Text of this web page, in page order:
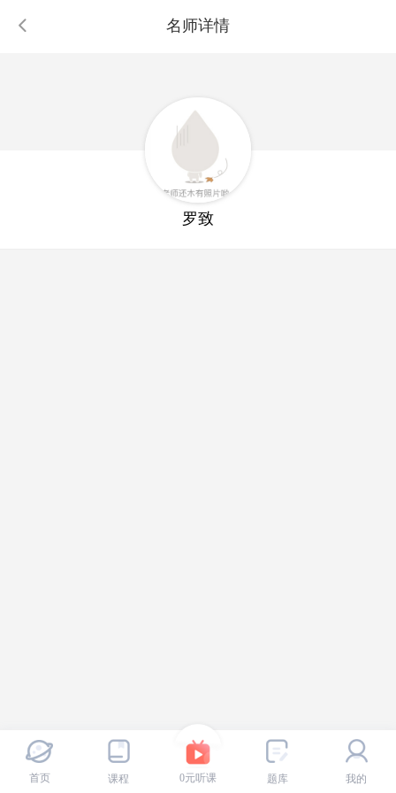
名师详情
罗致
首页 课程 0元听课 题库 我的